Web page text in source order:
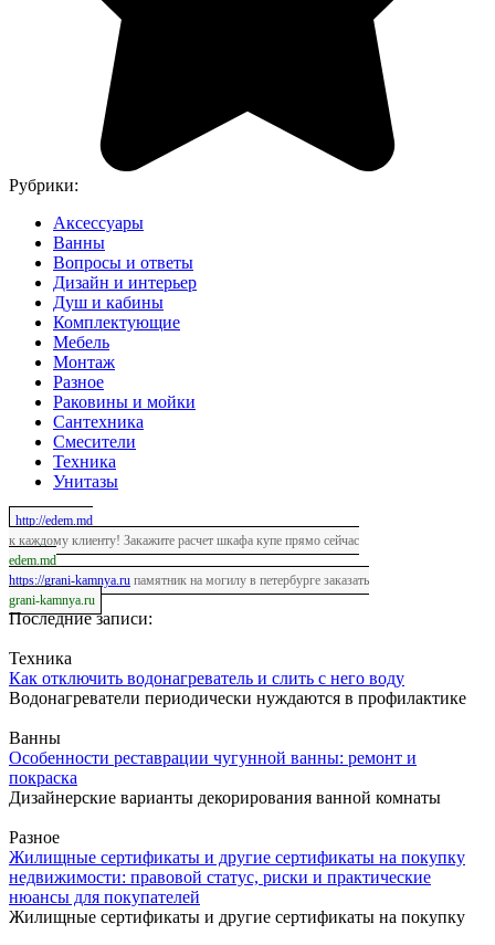
Рубрики:
Аксессуары
Ванны
Вопросы и ответы
Дизайн и интерьер
Душ и кабины
Комплектующие
Мебель
Монтаж
Разное
Раковины и мойки
Сантехника
Смесители
Техника
Унитазы
http://edem.md
к каждому клиенту! Закажите расчет шкафа купе прямо сейчас
edem.md
https://grani-kamnya.ru памятник на могилу в петербурге заказать
grani-kamnya.ru
Последние записи:
Техника
Как отключить водонагреватель и слить с него воду
Водонагреватели периодически нуждаются в профилактике
Ванны
Особенности реставрации чугунной ванны: ремонт и
покраска
Дизайнерские варианты декорирования ванной комнаты
Разное
Жилищные сертификаты и другие сертификаты на покупку
недвижимости: правовой статус, риски и практические
нюансы для покупателей
Жилищные сертификаты и другие сертификаты на покупку